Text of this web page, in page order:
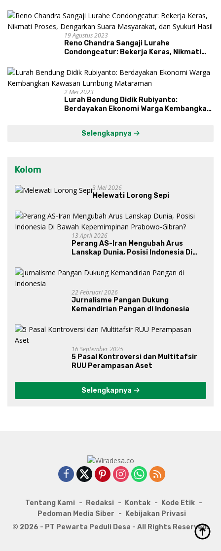
19 Agustus 2023
Reno Chandra Sangaji Lurahe
Condongcatur: Bekerja Keras, Nikmati
dan Syukuri Hasil
2 Mei 2023
Lurah Bendung Didik Rubiyanto:
Berdayakan Ekonomi Warga Kembangkan
Selengkapnya
Kolom
3 Mei 2026
Melewati Lorong Sepi
13 April 2026
Perang AS-Iran Mengubah Arus
Lanskap Dunia, Posisi Indonesia Di
Gibran?
22 Februari 2026
Jurnalisme Pangan Dukung
Kemandirian Pangan di Indonesia
16 September 2025
5 Pasal Kontroversi dan Multitafsir
RUU Perampasan Aset
Selengkapnya
Tentang Kami Redaksi Kontak
Kode Etik
Pedoman Media Siber
Kebijakan Privasi
© 2026 - PT Pewarta Peduli Desa - All Rights Reserved.